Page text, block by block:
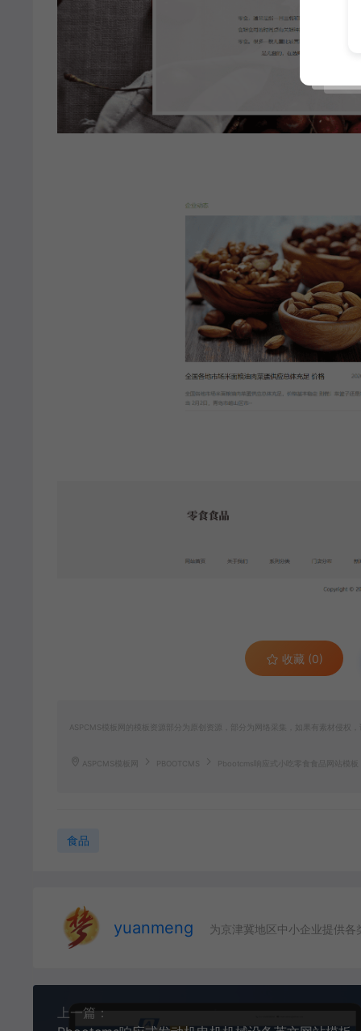
收藏 (0)
ASPCMS模板网的模板资源部分为原创资源，部分为网络采集，如果有素材侵权
ASPCMS模板网 PBOOTCMS Pbootcms响应式小吃零食食品网站模板
食品
yuanmeng 为京津冀地区中小企业提供各
上一篇：